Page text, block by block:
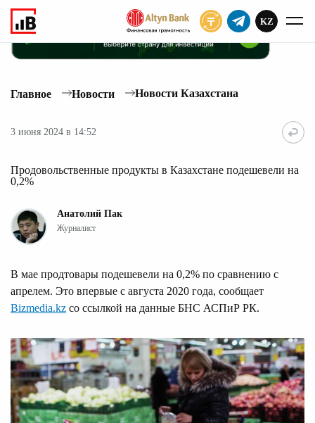
KZ
Главное Новости Новости Казахстана
3 июня 2024 в 14:52
Продовольственные продукты в Казахстане подешевели на
0,2%
Анатолий Пак
Журналист
В мае продтовары подешевели на 0,2% по сравнению с
апрелем. Это впервые с августа 2020 года, сообщает
Bizmedia.kz со ссылкой на данные БНС АСПиР РК.